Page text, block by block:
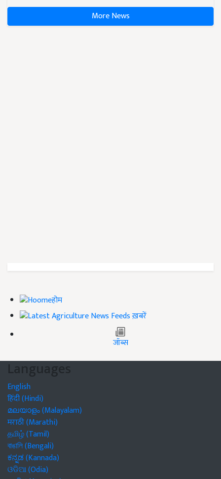
More News
होम
ख़बरें
जॉब्स
Languages
English
हिंदी (Hindi)
മലയാളം (Malayalam)
मराठी (Marathi)
தமிழ் (Tamil)
বাঙালি (Bengali)
ಕನ್ನಡ (Kannada)
ଓଡିଆ (Odia)